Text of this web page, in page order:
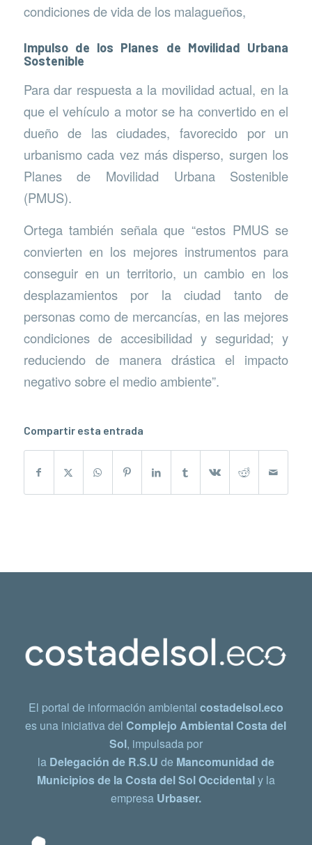
condiciones de vida de los malagueños,
Impulso de los Planes de Movilidad Urbana
Sostenible
Para dar respuesta a la movilidad actual, en la
que el vehículo a motor se ha convertido en el
dueño de las ciudades, favorecido por un
urbanismo cada vez más disperso, surgen los
Planes de Movilidad Urbana Sostenible
(PMUS).
Ortega también señala que “estos PMUS se
convierten en los mejores instrumentos para
conseguir en un territorio, un cambio en los
desplazamientos por la ciudad tanto de
personas como de mercancías, en las mejores
condiciones de accesibilidad y seguridad; y
reduciendo de manera drástica el impacto
negativo sobre el medio ambiente”.
Compartir esta entrada
El portal de información ambiental costadelsol.eco
es una iniciativa delComplejo Ambiental Costa del
Sol, impulsada por
la Delegación de R.S.U de Mancomunidad de
Municipios de la Costa del Sol Occidentaly la
empresa Urbaser.